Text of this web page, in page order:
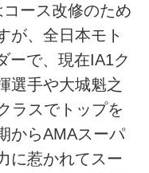
ース改修のため
が、全日本モト
ーで、現在IA1ク
選手や⼤城魁之
ラスでトップを
からAMAスーパ
に惹かれてスー